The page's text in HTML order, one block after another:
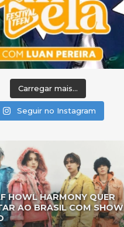
Carregar mais...
Seguir no Instagram
HOWL HARMONY QUER
AO BRASIL COM SHOW